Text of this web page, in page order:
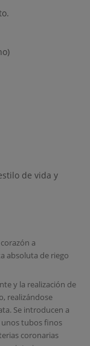
de vida y
a
absoluta de riego
y la realización de
realizándose
Se introducen a
tubos finos
coronarias